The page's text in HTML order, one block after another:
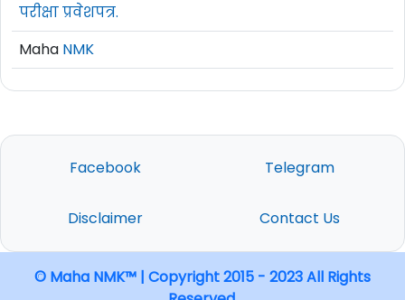
परीक्षा प्रवेशपत्र.
Maha NMK
Facebook Telegram
Disclaimer Contact Us
© Maha NMK™ | Copyright 2015 - 2023 All Rights